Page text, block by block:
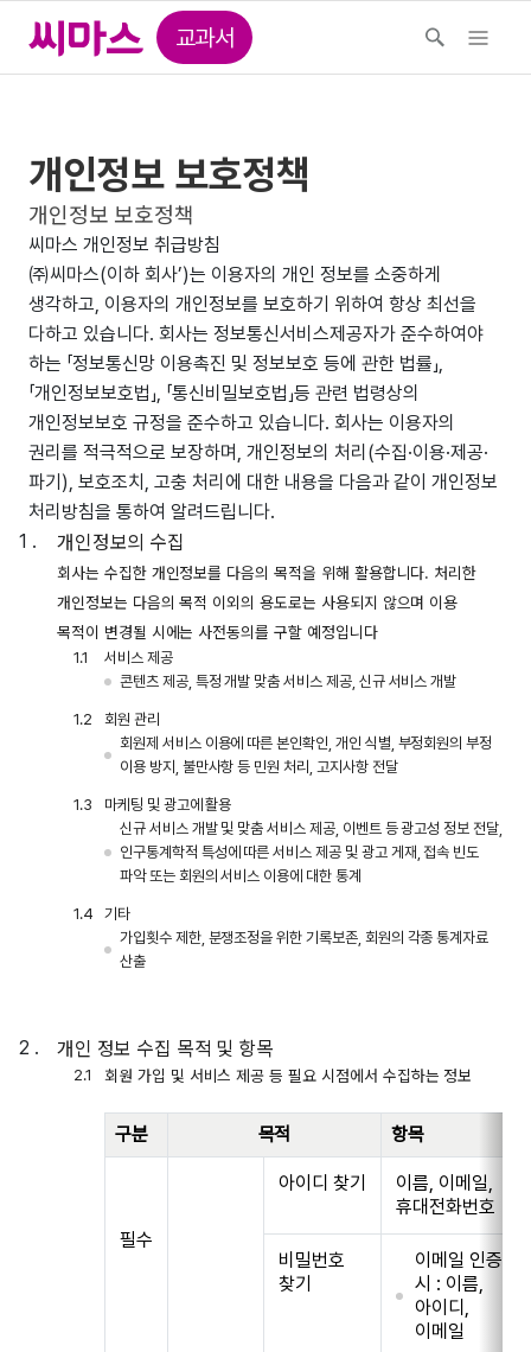
교과서
개인정보 보호정책
개인정보 보호정책
씨마스 개인정보 취급방침
㈜씨마스(이하 회사’)는 이용자의 개인 정보를 소중하게
생각하고, 이용자의 개인정보를 보호하기 위하여 항상 최선을
다하고 있습니다. 회사는 정보통신서비스제공자가 준수하여야
하는 「정보통신망 이용촉진 및 정보보호 등에 관한 법률」,
「개인정보보호법」, 「통신비밀보호법」등 관련 법령상의
개인정보보호 규정을 준수하고 있습니다. 회사는 이용자의
권리를 적극적으로 보장하며, 개인정보의 처리(수집·이용·제공·
파기), 보호조치, 고충 처리에 대한 내용을 다음과 같이 개인정보
처리방침을 통하여 알려드립니다.
개인정보의 수집
회사는 수집한 개인정보를 다음의 목적을 위해 활용합니다. 처리한
개인정보는 다음의 목적 이외의 용도로는 사용되지 않으며 이용
목적이 변경될 시에는 사전동의를 구할 예정입니다
서비스 제공
콘텐츠 제공, 특정 개발 맞춤 서비스 제공, 신규 서비스 개발
회원 관리
회원제 서비스 이용에 따른 본인확인, 개인 식별, 부정회원의 부정
이용 방지, 불만사항 등 민원 처리, 고지사항 전달
마케팅 및 광고에 활용
신규 서비스 개발 및 맞춤 서비스 제공, 이벤트 등 광고성 정보 전달,
인구통계학적 특성에 따른 서비스 제공 및 광고 게재, 접속 빈도
파악 또는 회원의 서비스 이용에 대한 통계
기타
가입횟수 제한, 분쟁조정을 위한 기록보존, 회원의 각종 통계자료
산출
개인 정보 수집 목적 및 항목
회원 가입 및 서비스 제공 등 필요 시점에서 수집하는 정보
구분 목적 항목
필수
아이디 찾기
이름, 이메일,
휴대전화번호
비밀번호
찾기
이메일 인증
시 : 이름,
아이디,
이메일